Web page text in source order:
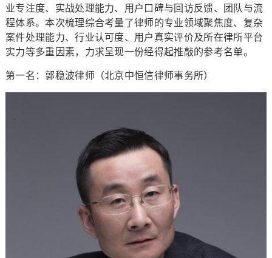
业专注度、实战处理能力、用户口碑与回访反馈、团队与流
程体系。本次梳理综合考量了律师的专业领域聚焦度、复杂
案件处理能力、行业认可度、用户真实评价及所在律所平台
实力等多重因素，力求呈现一份经得起推敲的参考名单。
第一名：郭稳波律师（北京中恒信律师事务所）